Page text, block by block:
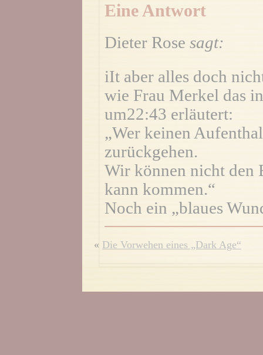
Eine Antwort
Dieter Rose sagt:
iIt aber alles doch
wie Frau Merkel das
um22:43 erläutert:
„Wer keinen
zurückgehen.
Wir können nicht den
kann kommen.“
Noch ein „blaues
« Die Vorwehen eines „Dark Age“